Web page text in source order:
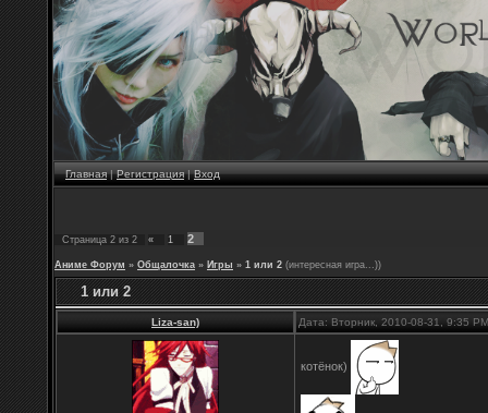
Главная|Регистрация|Вход
Страница 2 из 2 « 1 2
Аниме Форум » Общалочка » Игры » 1 или 2 (интересная игра...))
1 или 2
Liza-san) Дата: Вторник, 2010-08-31, 9:35
котёнок)